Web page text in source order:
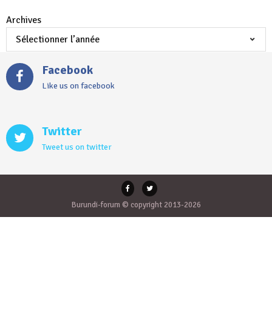
Archives
Facebook
Like us on facebook
Twitter
Tweet us on twitter
Burundi-forum © copyright 2013-2026